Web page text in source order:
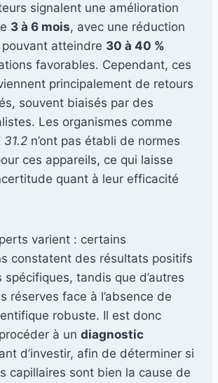
signalent une amélioration
3 à 6 mois, avec une réduction
pouvant atteindre 30 à 40 %
favorables. Cependant, ces
principalement de retours
souvent biaisés par des
Les organismes comme
31.2 n’ont pas établi de normes
ces appareils, ce qui laisse
quant à leur efficacité
varient : certains
constatent des résultats positifs
spécifiques, tandis que d’autres
réserves face à l’absence de
robuste. Il est donc
à un diagnostic
d’investir, afin de déterminer si
capillaires sont bien la cause de